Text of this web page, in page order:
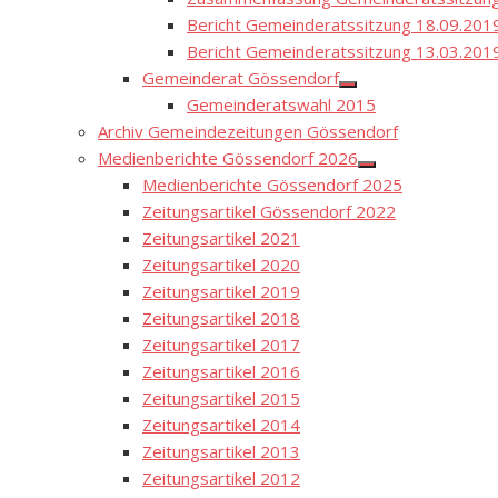
Bericht Gemeinderatssitzung
Bericht Gemeinderatssitzung
Gemeinderat Gössendorf
Show
sub
menu
Gemeinderatswahl 2015
Archiv Gemeindezeitungen Gössendorf
Medienberichte Gössendorf 2026
Show
sub
menu
Medienberichte Gössendorf 2025
Zeitungsartikel Gössendorf 2022
Zeitungsartikel 2021
Zeitungsartikel 2020
Zeitungsartikel 2019
Zeitungsartikel 2018
Zeitungsartikel 2017
Zeitungsartikel 2016
Zeitungsartikel 2015
Zeitungsartikel 2014
Zeitungsartikel 2013
Zeitungsartikel 2012